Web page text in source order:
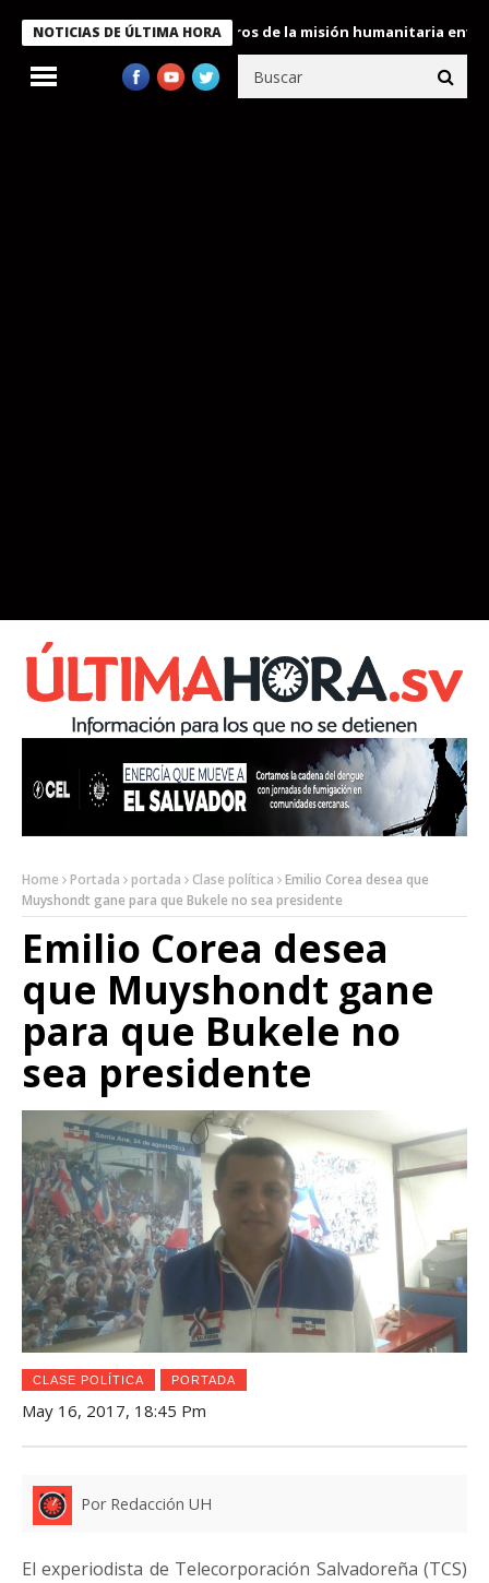
NOTICIAS DE ÚLTIMA HORA
Bukele condecora a miembros de la misión humanitaria enviada
Home Portada portada Clase política
Emilio Corea desea que
Muyshondt gane para que Bukele no sea presidente
Emilio Corea desea
que Muyshondt gane
para que Bukele no
sea presidente
CLASE POLÍTICA PORTADA
May 16, 2017, 18:45 Pm
Por Redacción UH
El experiodista de Telecorporación Salvadoreña (TCS)